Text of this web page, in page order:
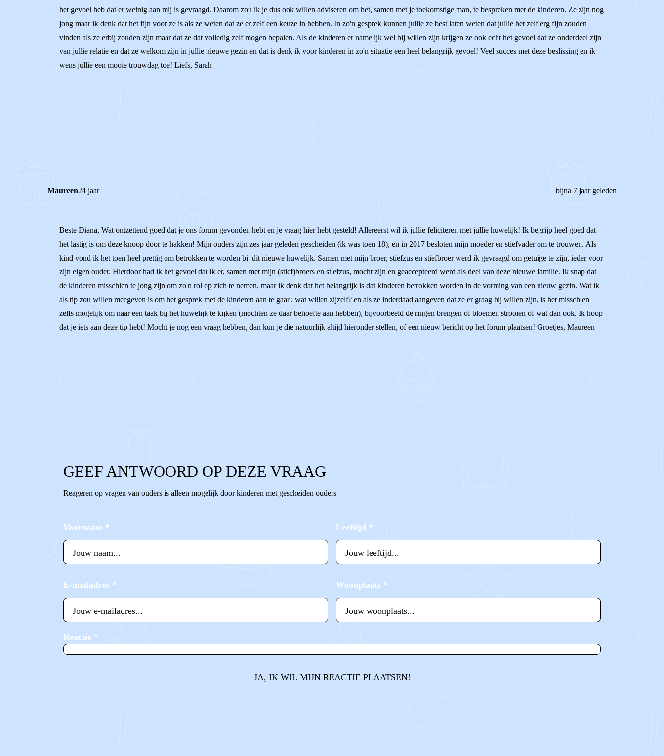
het gevoel heb dat er weinig aan mij is gevraagd. Daarom zou ik je dus ook willen adviseren om het, samen met je toekomstige man, te bespreken met de kinderen. Ze zijn nog
jong maar ik denk dat het fijn voor ze is als ze weten dat ze er zelf een keuze in hebben. In zo'n gesprek kunnen jullie ze best laten weten dat jullie het zelf erg fijn zouden
vinden als ze erbij zouden zijn maar dat ze dat volledig zelf mogen bepalen. Als de kinderen er namelijk wel bij willen zijn krijgen ze ook echt het gevoel dat ze onderdeel zijn
van jullie relatie en dat ze welkom zijn in jullie nieuwe gezin en dat is denk ik voor kinderen in zo'n situatie een heel belangrijk gevoel! Veel succes met deze beslissing en ik
wens jullie een mooie trouwdag toe! Liefs, Sarah
Maureen24 jaar bijna 7 jaar geleden
Beste Diana, Wat ontzettend goed dat je ons forum gevonden hebt en je vraag hier hebt gesteld! Allereerst wil ik jullie feliciteren met jullie huwelijk! Ik begrijp heel goed dat
het lastig is om deze knoop door te hakken! Mijn ouders zijn zes jaar geleden gescheiden (ik was toen 18), en in 2017 besloten mijn moeder en stiefvader om te trouwen. Als
kind vond ik het toen heel prettig om betrokken te worden bij dit nieuwe huwelijk. Samen met mijn broer, stiefzus en stiefbroer werd ik gevraagd om getuige te zijn, ieder voor
zijn eigen ouder. Hierdoor had ik het gevoel dat ik er, samen met mijn (stief)broers en stiefzus, mocht zijn en geaccepteerd werd als deel van deze nieuwe familie. Ik snap dat
de kinderen misschien te jong zijn om zo'n rol op zich te nemen, maar ik denk dat het belangrijk is dat kinderen betrokken worden in de vorming van een nieuw gezin. Wat ik
als tip zou willen meegeven is om het gesprek met de kinderen aan te gaan: wat willen zijzelf? en als ze inderdaad aangeven dat ze er graag bij willen zijn, is het misschien
zelfs mogelijk om naar een taak bij het huwelijk te kijken (mochten ze daar behoefte aan hebben), bijvoorbeeld de ringen brengen of bloemen strooien of wat dan ook. Ik hoop
dat je iets aan deze tip hebt! Mocht je nog een vraag hebben, dan kun je die natuurlijk altijd hieronder stellen, of een nieuw bericht op het forum plaatsen! Groetjes, Maureen
GEEF ANTWOORD OP DEZE VRAAG
Reageren op vragen van ouders is alleen mogelijk door kinderen met gescheiden ouders
Voornaam * Leeftijd *
E-mailadres * Woonplaats *
Reactie *
JA, IK WIL MIJN REACTIE PLAATSEN!